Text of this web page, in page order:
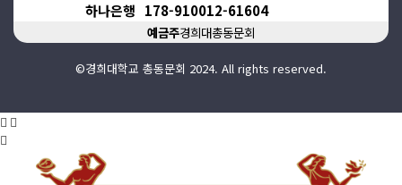
하나은행 178-910012-61604
예금주경희대총동문회
©경희대학교 총동문회 2024. All rights reserved.